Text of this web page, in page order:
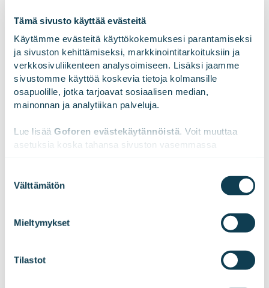
Tämä sivusto käyttää evästeitä
Käytämme evästeitä käyttökokemuksesi parantamiseksi
ja sivuston kehittämiseksi, markkinointitarkoituksiin ja
verkkosivuliikenteen analysoimiseen. Lisäksi jaamme
sivustomme käyttöä koskevia tietoja kolmansille
osapuolille, jotka tarjoavat sosiaalisen median,
mainonnan ja analytiikan palveluja.
Lue lisää Goforen evästekäytännöistä. Voit muuttaa
asetuksia koska tahansa sivuston vasemmassa
valinta
Välttämätön
Mieltymykset
Tilastot
osoitteessagofore.com.
JAA LinkedInissä
X:ssäFacebookissa
Tilaa tiedotteemme!